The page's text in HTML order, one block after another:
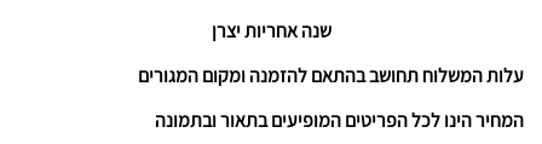
שנה אחריות יצרן
עלות המשלוח תחושב בהתאם להזמנה ומקום המגורים
המחיר הינו לכל הפריטים המופיעים בתאור ובתמונה